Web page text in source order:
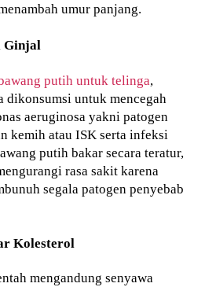
umur panjang.
Ginjal
putih untuk telinga,
dikonsumsi untuk mencegah
aeruginosa yakni patogen
kemih atau ISK serta infeksi
putih bakar secara teratur,
rasa sakit karena
segala patogen penyebab
Kolesterol
mengandung senyawa